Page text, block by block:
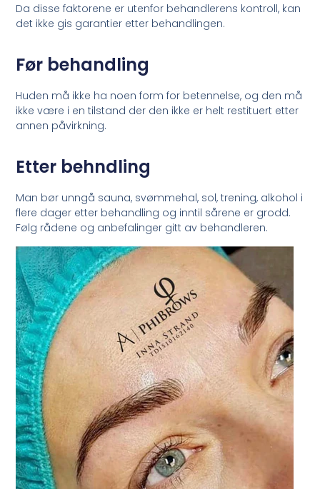
Da disse faktorene er utenfor behandlerens kontroll, kan
det ikke gis garantier etter behandlingen.
Før behandling
Huden må ikke ha noen form for betennelse, og den må
ikke være i en tilstand der den ikke er helt restituert etter
annen påvirkning.
Etter behndling
Man bør unngå sauna, svømmehal, sol, trening, alkohol i
flere dager etter behandling og inntil sårene er grodd.
Følg rådene og anbefalinger gitt av behandleren.